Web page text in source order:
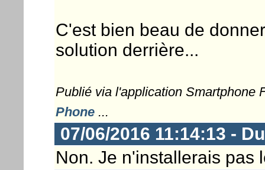
C'est bien beau de
solution derrière...
Publié via l'application Smartphone
Phone...
07/06/2016 11:14:13 -
Non. Je n'installerais pas